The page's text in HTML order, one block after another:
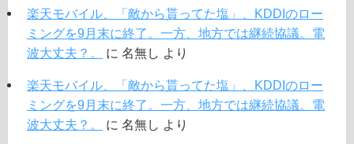
楽天モバイル、「敵から貰ってた塩」、KDDIのロー
ミングを9月末に終了。一方、地方では継続協議。電
波大丈夫？。
に 名無し より
楽天モバイル、「敵から貰ってた塩」、KDDIのロー
ミングを9月末に終了。一方、地方では継続協議。電
波大丈夫？。
に 名無し より